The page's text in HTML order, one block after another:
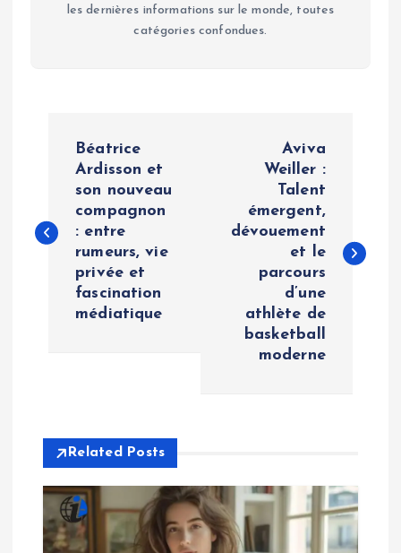
les dernières informations sur le monde, toutes
catégories confondues.
s
g
a
Béatrice
Ardisson et
son nouveau
compagnon
: entre
rumeurs, vie
privée et
fascination
médiatique
Aviva
Weiller :
Talent
émergent,
dévouement
et le
parcours
d’une
athlète de
basketball
moderne
Related Posts